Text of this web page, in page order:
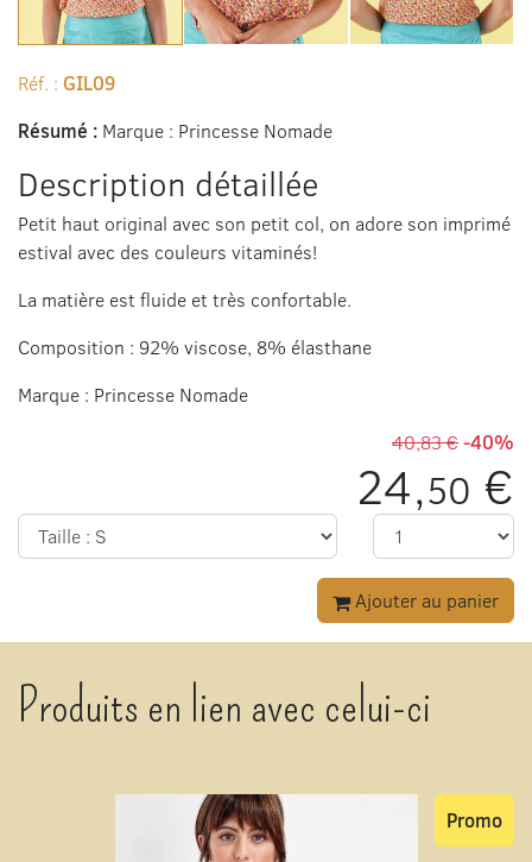
Réf. : GIL09
Résumé : Marque : Princesse Nomade
Description détaillée
Petit haut original avec son petit col, on adore son imprimé
estival avec des couleurs vitaminés!
La matière est fluide et très confortable.
Composition : 92% viscose, 8% élasthane
Marque : Princesse Nomade
40,83 €-40%
24,50 €
Ajouter au panier
Produits en lien avec celui-ci
Promo